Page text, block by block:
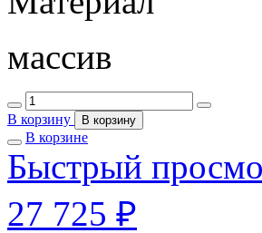
массив
В корзину В корзину
В корзине
Быстрый
27 725 ₽